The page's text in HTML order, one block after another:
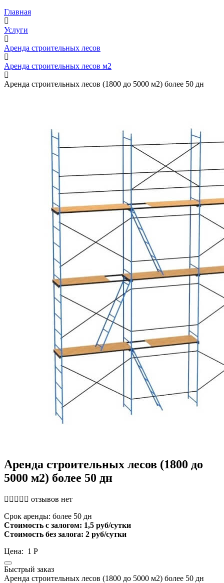
Главная
Услуги
Аренда строительных лесов
Аренда строительных лесов м2
Аренда строительных лесов (1800 до 5000 м2) более 50 дн
Аренда строительных лесов (1800 до
5000 м2) более 50 дн
отзывов нет
Cрок аренды: более 50 дн
Стоимость с залогом: 1,5 руб/сутки
Стоимость без залога: 2 руб/сутки
Цена: 1 Р
Быстрый заказ
Аренда строительных лесов (1800 до 5000 м2) более 50 дн